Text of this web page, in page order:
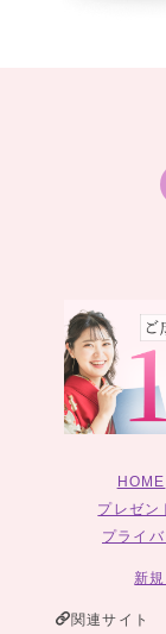
HOME
プレゼン
プライ
新
関連サイト